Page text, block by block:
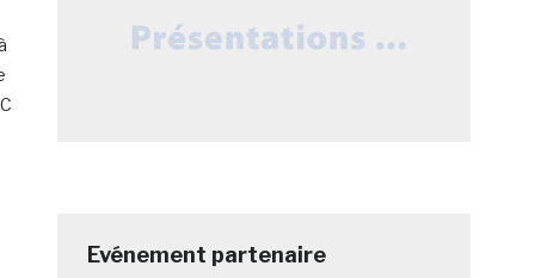
Evénement partenaire